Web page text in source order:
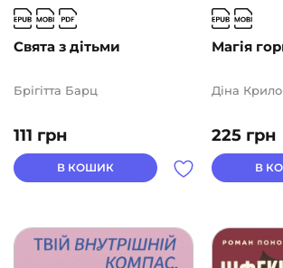
Свята з дітьми
111 грн
Брігітта Барц
В КОШИК
Магія
225 грн
Діна
В